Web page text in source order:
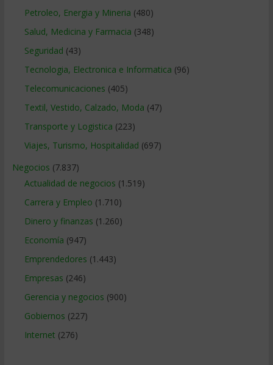
Petroleo, Energia y Mineria (480)
Salud, Medicina y Farmacia (348)
Seguridad (43)
Tecnologia, Electronica e Informatica (96)
Telecomunicaciones (405)
Textil, Vestido, Calzado, Moda (47)
Transporte y Logistica (223)
Viajes, Turismo, Hospitalidad (697)
Negocios (7.837)
Actualidad de negocios (1.519)
Carrera y Empleo (1.710)
Dinero y finanzas (1.260)
Economía (947)
Emprendedores (1.443)
Empresas (246)
Gerencia y negocios (900)
Gobiernos (227)
Internet (276)